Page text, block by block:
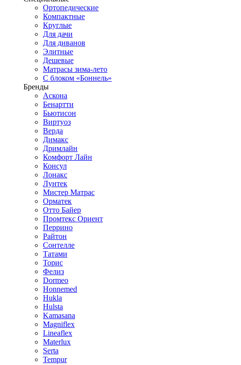
Ортопедические
Компактные
Круглые
Для дачи
Для диванов
Элитные
Дешевые
Матрасы зима-лето
С блоком «Боннель»
Бренды
Аскона
Бенартти
Бьютисон
Виртуоз
Верда
Димакс
Дримлайн
Комфорт Лайн
Консул
Лонакс
Лунтек
Мистер Матрас
Орматек
Отто Байер
Промтекс Ориент
Перрино
Райтон
Сонтелле
Татами
Торис
Фелиз
Dormeo
Honnemed
Hukla
Hulsta
Kamasana
Magniflex
Lineaflex
Materlux
Serta
Tempur